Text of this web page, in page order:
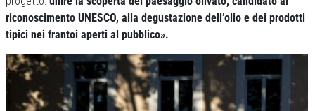
riconoscimento UNESCO, alla degustazione dell’olio e dei prodotti
tipici nei frantoi aperti al pubblico».